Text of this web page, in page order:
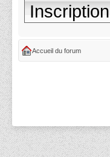
Inscription
Accueil du forum